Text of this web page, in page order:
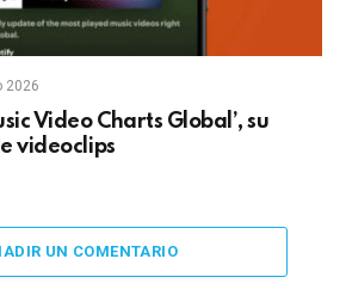
2026
Video Charts Global’, su
videoclips
UN COMENTARIO